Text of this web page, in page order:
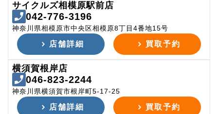
サイクルズ相模原駅前店
042-776-3196
神奈川県相模原市中央区相模原8丁目4番地15号
店舗詳細 買取予約
横須賀根岸店
046-823-2244
神奈川県横須賀市根岸町5-17-25
店舗詳細 買取予約